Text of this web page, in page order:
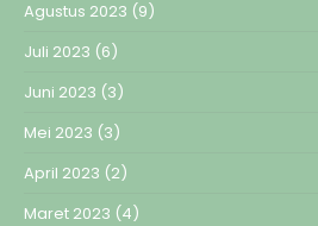
Agustus 2023 (9)
Juli 2023 (6)
Juni 2023 (3)
Mei 2023 (3)
April 2023 (2)
Maret 2023 (4)